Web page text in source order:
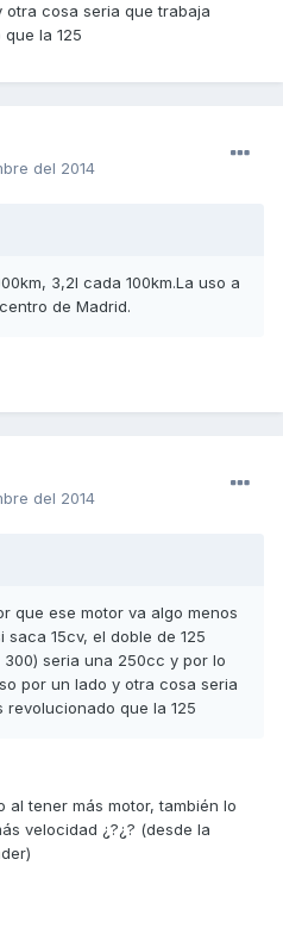
otra cosa seria que trabaja
la 125
del 2014
3,2l cada 100km.La uso a
de Madrid.
del 2014
que ese motor va algo menos
15cv, el doble de 125
seria una 250cc y por lo
por un lado y otra cosa seria
que la 125
al tener más motor, también lo
velocidad ¿?¿? (desde la